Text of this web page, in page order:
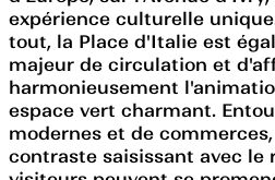
expérience culturelle
tout, la Place d'Italie est
majeur de circulation et
harmonieusement
espace vert charmant.
modernes et de
contraste saisissant avec le